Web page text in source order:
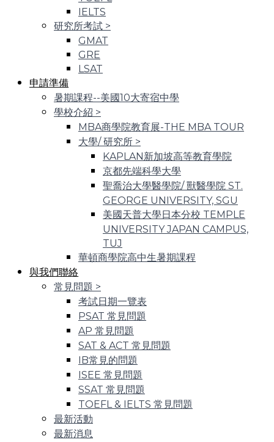
IELTS
研究所考試 >
GMAT
GRE
LSAT
申請準備
暑期課程--美國10大寄宿中學
學校介紹 >
MBA商學院教育展-THE MBA TOUR
大學/ 研究所 >
KAPLAN新加坡高等教育學院
京都先端科學大學
聖喬治大學醫學院/ 獸醫學院 ST.
GEORGE UNIVERSITY, SGU
美國天普大學日本分校 TEMPLE
UNIVERSITY JAPAN CAMPUS,
TUJ
華頓商學院高中生暑期課程
與我們聯絡
常見問題 >
考試日期一覽表
PSAT 常見問題
AP 常見問題
SAT & ACT 常見問題
IB常見的問題
ISEE 常見問題
SSAT 常見問題
TOEFL & IELTS 常見問題
最新活動
最新消息